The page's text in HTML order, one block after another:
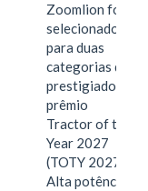
Zoomlion foi
selecionado
para duas
categorias do
prestigiado
prêmio
Tractor of the
Year 2027
(TOTY 2027:
Alta potência